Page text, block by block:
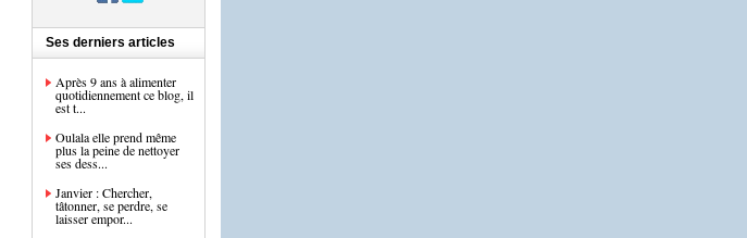
Ses derniers articles
Après 9 ans à alimenter
quotidiennement ce blog, il
est t...
Oulala elle prend même
plus la peine de nettoyer
ses dess...
Janvier : Chercher,
tâtonner, se perdre, se
laisser empor...